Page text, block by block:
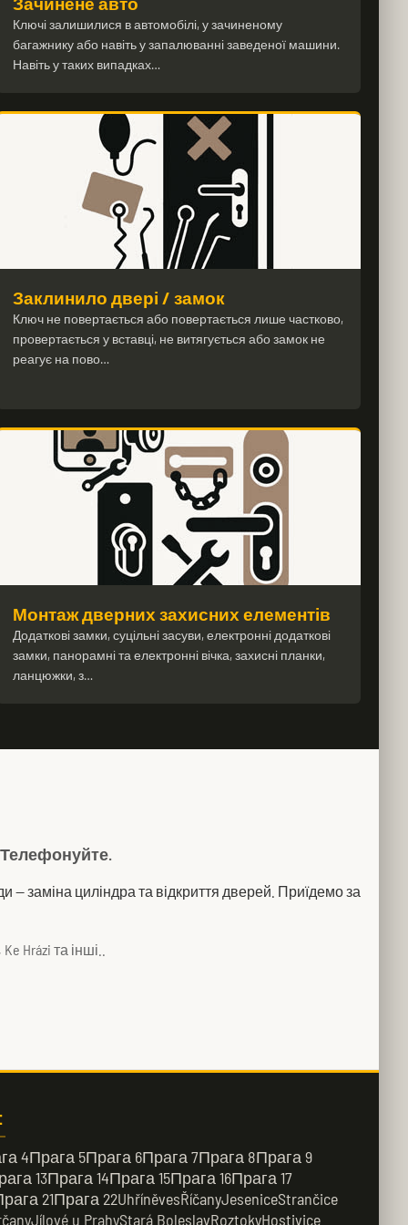
Ключі залишилися в автомобілі, у зачиненому
багажнику або навіть у запалюванні заведеної машини.
Навіть у таких випадках…
Заклинило двері / замок
Ключ не повертається або повертається лише частково,
провертається у вставці, не витягується або замок не
реагує на пово…
Монтаж дверних захисних елементів
Додаткові замки, суцільні засуви, електронні додаткові
замки, панорамні та електронні вічка, захисні планки,
ланцюжки, з…
Телефонуйте.
— заміна циліндра та відкриття дверей. Приїдемо за
Hrázi та інші..
4Прага 5Прага 6Прага 7Прага 8Прага 9
13Прага 14Прага 15Прага 16Прага 17
21Прага 22UhříněvesŘíčanyJeseniceStrančice
Jílové u PrahyStará BoleslavRoztokyHostivice